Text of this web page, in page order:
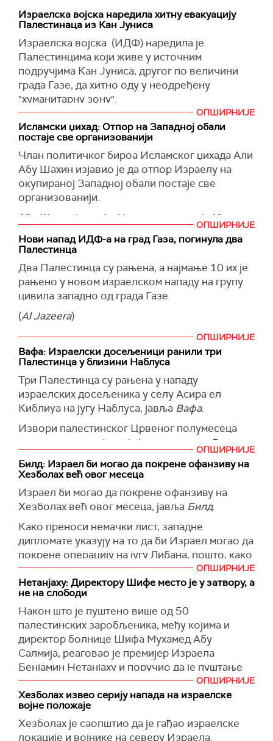
Израелска војска наредила хитну евакуацију
Палестинаца из Кан Јуниса
Израелска војска (ИДФ) наредила је
Палестинцима који живе у источним
подручјима Кан Јуниса, другог по величини
града Газе, да хитно оду у неодређену
"хуманитарну зону".
ОПШИРНИЈЕ
Исламски џихад: Отпор на Западној обали
постаје све организованији
Члан политичког бироа Исламског џихада Али
Абу Шахин изјавио је да отпор Израелу на
окупираној Западној обали постаје све
организованији.
Абу Шахин је за
Ал Џазиру
рекао да је Израел
користио "максималну силу" на Западној
обали, укључујући и ангажовање борбених
приморана да смањи копнене нападе због
"ефикаснијих метода отпора са којима се
суочавала".
Представник Исламског џихада је оптужио
САД да води рат у Гази и критиковао
Вашингтон јер, како је навео, покушава да
"умањи тежину злочина које чини Израел".
(Al Jazeera)
ОПШИРНИЈЕ
Нови напад ИДФ-а на град Газа, погинула два
Палестинца
Два Палестинца су рањена, а најмање 10 их је
рањено у новом израелском нападу на групу
цивила западно од града Газе.
(Al Jazeera)
ОПШИРНИЈЕ
Вафа: Израелски досељеници ранили три
Палестинца у близини Наблуса
Три Палестинца су рањена у нападу
израелских досељеника у селу Асира ел
Киблиyа на југу Наблуса, јавља Вафа.
Извори палестинског Црвеног полумесеца
казали су агенцији да је један од повређених
тешко претучен, док су друга двојица
повређена каменовањем.
(WAFA)
ОПШИРНИЈЕ
Билд: Израел би могао да покрене офанзиву на
Хезболах већ овог месеца
Израел би могао да покрене офанзиву на
Хезболах већ овог месеца, јавља Билд.
Како преноси немачки лист, западне
дипломате указују на то да би Израел могао да
покрене операцију на југу Либана, пошто, како
се наводи,
"Хезболах не престаје са нападима на Израел".
сценарио, а одређено је и време могуће
офанзиве", наводи се у тексту.
Немачка је због тога, истичеБилд, наложила
својим држављанима да напусте Либан.
ОПШИРНИЈЕ
Нетанјаху: Директору Шифе место је у затвору, а
не на слободи
Након што је пуштено више од 50
палестинских заробљеника, међу којима и
директор болнице Шифа Мухамед Абу
Салмија, реаговао је премијер Израела
Бенјамин Нетанјаху и поручио да је пуштање
Абу Салмије из притвора "озбиљна грешка и
етички промашај".
"Овом човеку, под чијом су одговорношћу
држани и убијени наши таоци је место у
ОПШИРНИЈЕ
Хезболах извео серију напада на израелске
војне положаје
Хезболах је саопштио да је гађао израелске
локације и војнике на северу Израела.